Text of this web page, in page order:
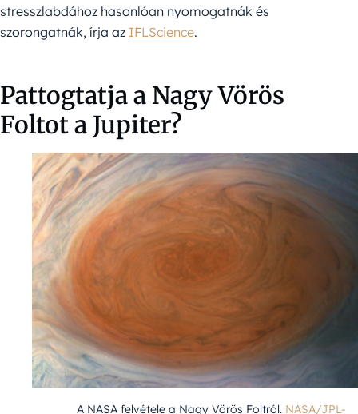
stresszlabdához hasonlóan nyomogatnák és
szorongatnák, írja az IFLScience.
Pattogtatja a Nagy Vörös
Foltot a Jupiter?
A NASA felvétele a Nagy Vörös Foltról. NASA/JPL-